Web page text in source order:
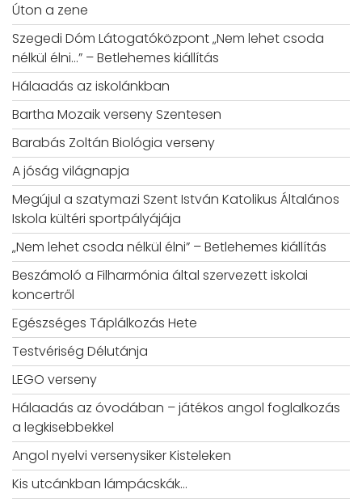
Úton a zene
Szegedi Dóm Látogatóközpont „Nem lehet csoda
nélkül élni…” – Betlehemes kiállítás
Hálaadás az iskolánkban
Bartha Mozaik verseny Szentesen
Barabás Zoltán Biológia verseny
A jóság világnapja
Megújul a szatymazi Szent István Katolikus Általános
Iskola kültéri sportpályájája
„Nem lehet csoda nélkül élni” – Betlehemes kiállítás
Beszámoló a Filharmónia által szervezett iskolai
koncertről
Egészséges Táplálkozás Hete
Testvériség Délutánja
LEGO verseny
Hálaadás az óvodában – játékos angol foglalkozás
a legkisebbekkel
Angol nyelvi versenysiker Kisteleken
Kis utcánkban lámpácskák…